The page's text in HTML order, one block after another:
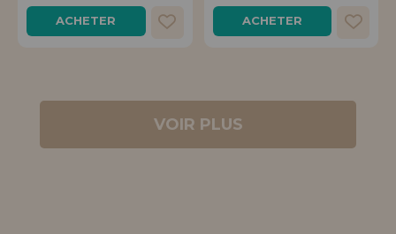
ACHETER ACHETER
VOIR PLUS